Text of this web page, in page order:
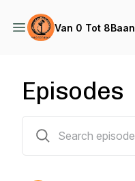
Van 0 Tot 8Baan
Episodes